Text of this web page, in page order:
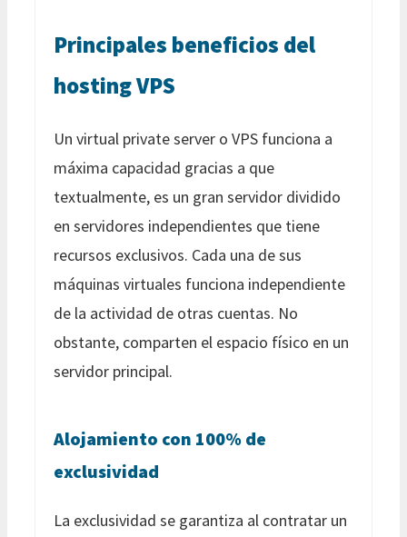
Principales beneficios del
hosting VPS
Un virtual private server o VPS funciona a
máxima capacidad gracias a que
textualmente, es un gran servidor dividido
en servidores independientes que tiene
recursos exclusivos. Cada una de sus
máquinas virtuales funciona independiente
de la actividad de otras cuentas. No
obstante, comparten el espacio físico en un
servidor principal.
Alojamiento con 100% de
exclusividad
La exclusividad se garantiza al contratar un